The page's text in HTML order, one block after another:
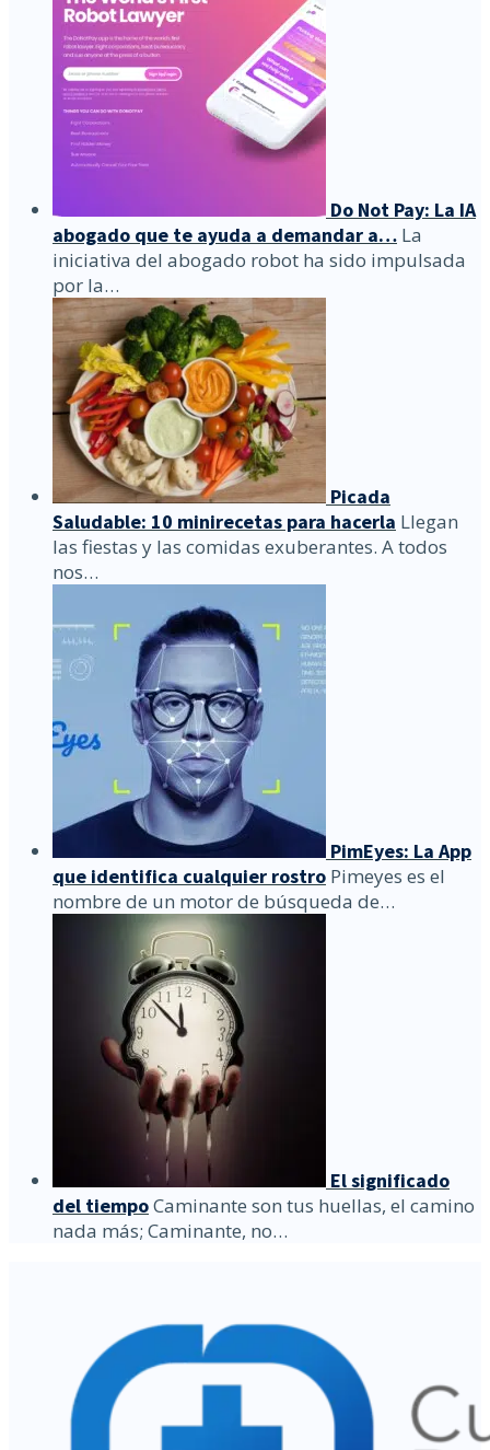
Do Not Pay: La IA
abogado que te ayuda a demandar a… La
iniciativa del abogado robot ha sido impulsada
por la…
Picada
Saludable: 10 minirecetas para hacerla Llegan
las fiestas y las comidas exuberantes. A todos
nos…
PimEyes: La App
que identifica cualquier rostro Pimeyes es el
nombre de un motor de búsqueda de…
El significado
del tiempoCaminante son tus huellas, el camino
nada más; Caminante, no…